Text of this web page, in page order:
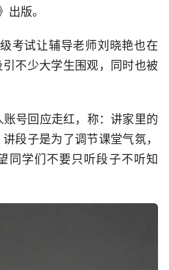
出版。
考试让辅导老师刘晓艳也在
不少大学生围观，同时也被
号回应走红，称：讲家里的
段子是为了调节课堂气氛，
同学们不要只听段子不听知